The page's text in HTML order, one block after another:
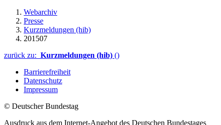
Webarchiv
Presse
Kurzmeldungen (hib)
201507
zurück zu: Kurzmeldungen (hib) ()
Barrierefreiheit
Datenschutz
Impressum
© Deutscher Bundestag
Ausdruck aus dem Internet-Angebot des Deutschen Bundestages